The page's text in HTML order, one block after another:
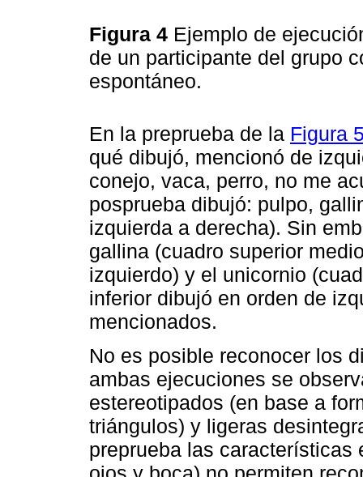
Figura 4 Ejemplo de
de un participante del grupo
espontáneo.
En la preprueba de la Figura
qué dibujó, mencionó de
conejo, vaca, perro, no me
posprueba dibujó: pulpo,
izquierda a derecha). Sin
gallina (cuadro superior
izquierdo) y el unicornio
inferior dibujó en orden de
mencionados.
No es posible reconocer los
ambas ejecuciones se
estereotipados (en base a
triángulos) y ligeras
preprueba las características